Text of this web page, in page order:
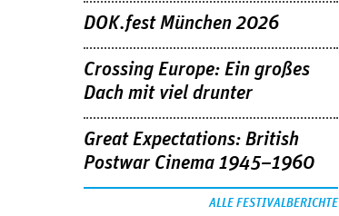
DOK.fest München 2026
Crossing Europe: Ein großes
Dach mit viel drunter
Great Expectations: British
Postwar Cinema 1945–1960
ALLE FESTIVALBERICHTE